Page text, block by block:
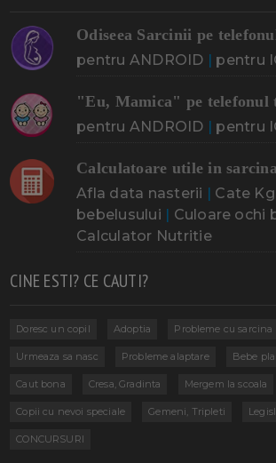
Odiseea Sarcinii pe
pentru ANDROID | pentru
"Eu, Mamica" pe telefonul
pentru ANDROID | pentru
Calculatoare utile in
Afla data nasterii | Cate
bebelusului | Culoare ochi
Calculator Nutritie
CINE ESTI? CE CAUTI?
Doresc un copil Adoptia Probleme cu sarcina
Urmeaza sa nasc Probleme alaptare Bebe
Caut bona Cresa, Gradinta Mergem la scoala
Copii cu nevoi speciale Gemeni, Tripleti
CONCURSURI